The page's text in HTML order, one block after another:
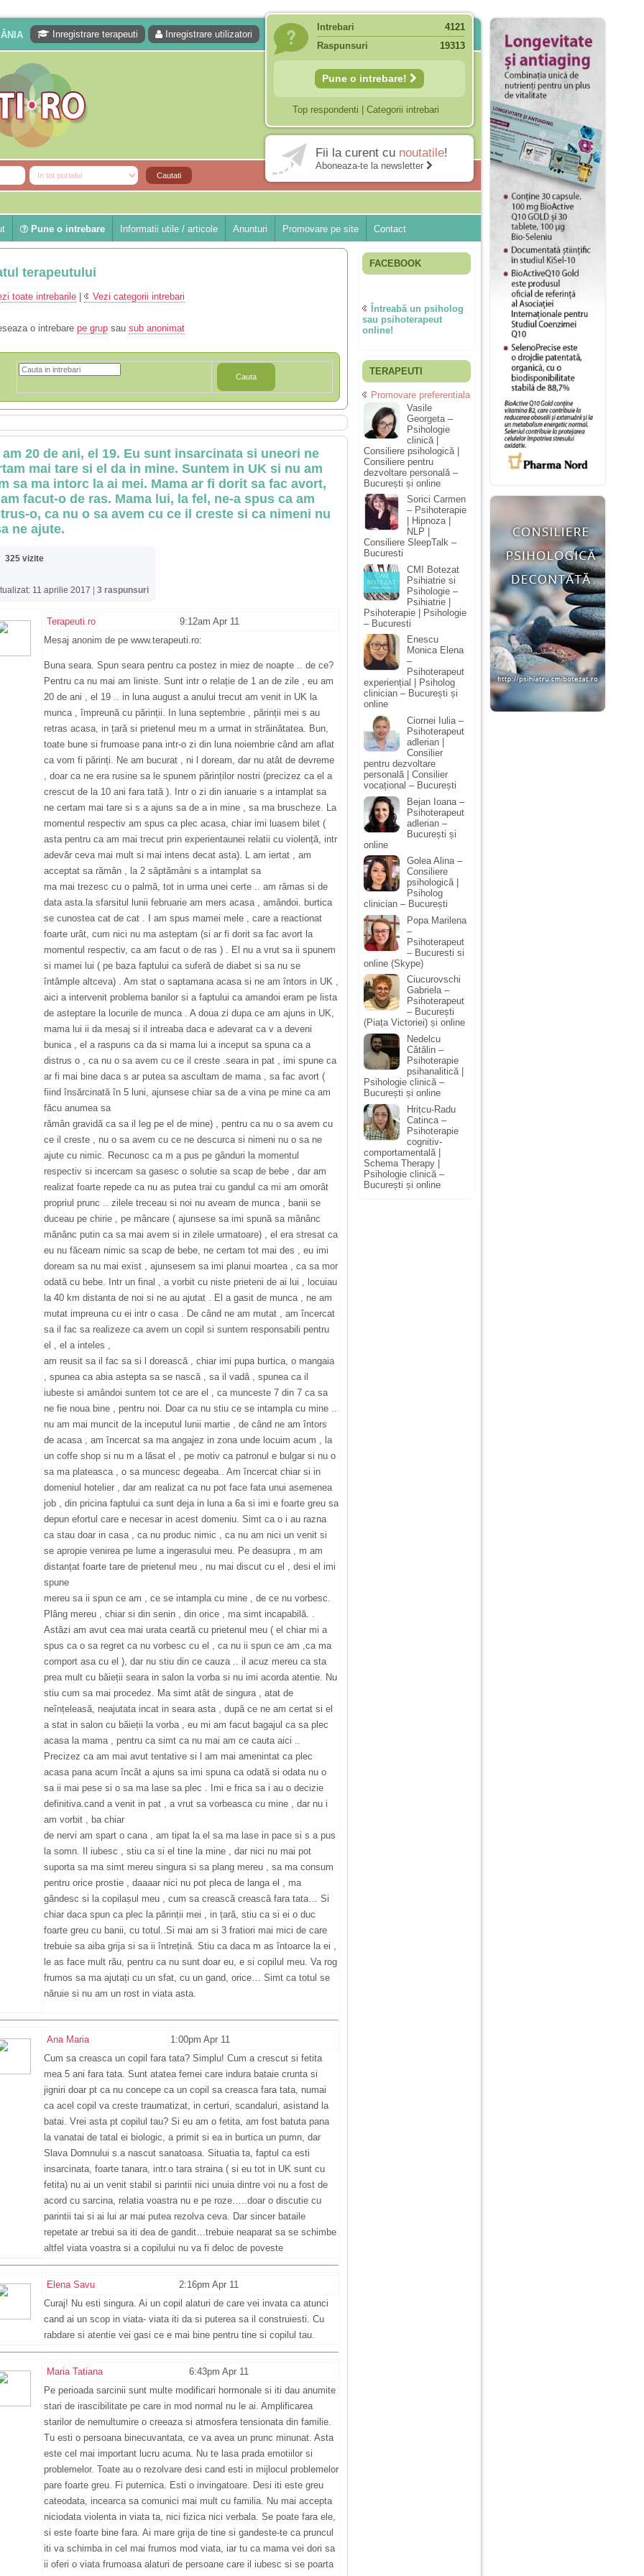
Inregistrare terapeuti Inregistrare utilizatori
Intrebari
4121
Raspunsuri
19313
Pune o intrebare!
Top respondenti Categorii intrebari
Fii la curent cu noutatile!
Aboneaza-te la newsletter
Pune o intrebare Informatii utile / articole Anunturi Promovare pe site Contact
terapeutului
toate intrebarile Vezi categorii intrebari
o intrebare pe grup sau sub anonimat
Cauta
am 20 de ani, el 19. Eu sunt insarcinata si uneori ne
mai tare si el da in mine. Suntem in UK si nu am
sa ma intorc la ai mei. Mama ar fi dorit sa fac avort,
facut-o de ras. Mama lui, la fel, ne-a spus ca am
o, ca nu o sa avem cu ce il creste si ca nimeni nu
ne ajute.
325 vizite
11 aprilie 2017 3 raspunsuri
Terapeuti.ro
9:12am Apr 11
Mesaj anonim de pe www.terapeuti.ro:
Buna seara. Spun seara pentru ca postez in miez de noapte .. de ce?
Pentru ca nu mai am liniste. Sunt intr o relație de 1 an de zile , eu am
20 de ani , el 19 .. in luna august a anului trecut am venit in UK la
munca , împreună cu părinții. In luna septembrie , părinții mei s au
retras acasa, in țară si prietenul meu m a urmat in străinătatea. Bun,
toate bune si frumoase pana intr-o zi din luna noiembrie când am aflat
ca vom fi părinți. Ne am bucurat , ni l doream, dar nu atât de devreme
, doar ca ne era rusine sa le spunem părinților nostri (precizez ca el a
crescut de la 10 ani fara tată ). Intr o zi din ianuarie s a intamplat sa
ne certam mai tare si s a ajuns sa de a in mine , sa ma bruscheze. La
momentul respectiv am spus ca plec acasa, chiar imi luasem bilet (
asta pentru ca am mai trecut prin experientaunei relatii cu violență, intr
adevăr ceva mai mult si mai intens decat asta). L am iertat , am
acceptat sa rămân , la 2 săptămâni s a intamplat sa
ma mai trezesc cu o palmă, tot in urma unei certe .. am rămas si de
data asta.la sfarsitul lunii februarie am mers acasa , amândoi. burtica
se cunostea cat de cat . I am spus mamei mele , care a reactionat
foarte urât, cum nici nu ma asteptam (si ar fi dorit sa fac avort la
momentul respectiv, ca am facut o de ras ) . El nu a vrut sa ii spunem
si mamei lui ( pe baza faptului ca suferă de diabet si sa nu se
întâmple altceva) . Am stat o saptamana acasa si ne am întors in UK ,
aici a intervenit problema banilor si a faptului ca amandoi eram pe lista
de asteptare la locurile de munca . A doua zi dupa ce am ajuns in UK,
mama lui ii da mesaj si il intreaba daca e adevarat ca v a deveni
bunica , el a raspuns ca da si mama lui a inceput sa spuna ca a
distrus o , ca nu o sa avem cu ce il creste .seara in pat , imi spune ca
ar fi mai bine daca s ar putea sa ascultam de mama , sa fac avort (
fiind însărcinată în 5 luni, ajunsese chiar sa de a vina pe mine ca am
făcu anumea sa
rămân gravidă ca sa il leg pe el de mine) , pentru ca nu o sa avem cu
ce il creste , nu o sa avem cu ce ne descurca si nimeni nu o sa ne
ajute cu nimic. Recunosc ca m a pus pe gânduri la momentul
respectiv si incercam sa gasesc o solutie sa scap de bebe , dar am
realizat foarte repede ca nu as putea trai cu gandul ca mi am omorât
propriul prunc .. zilele treceau si noi nu aveam de munca , banii se
duceau pe chirie , pe mâncare ( ajunsese sa imi spună sa mănânc
mănânc putin ca sa mai avem si in zilele urmatoare) , el era stresat ca
eu nu făceam nimic sa scap de bebe, ne certam tot mai des , eu imi
doream sa nu mai exist , ajunsesem sa imi planui moartea , ca sa mor
odată cu bebe. Intr un final , a vorbit cu niste prieteni de ai lui , locuiau
la 40 km distanta de noi si ne au ajutat . El a gasit de munca , ne am
mutat impreuna cu ei intr o casa . De când ne am mutat , am încercat
sa il fac sa realizeze ca avem un copil si suntem responsabili pentru
el , el a inteles ,
am reusit sa il fac sa si l dorească , chiar imi pupa burtica, o mangaia
, spunea ca abia astepta sa se nască , sa il vadă , spunea ca il
iubeste si amândoi suntem tot ce are el , ca munceste 7 din 7 ca sa
ne fie noua bine , pentru noi. Doar ca nu stiu ce se intampla cu mine ..
nu am mai muncit de la inceputul lunii martie , de când ne am întors
de acasa , am încercat sa ma angajez in zona unde locuim acum , la
un coffe shop si nu m a lăsat el , pe motiv ca patronul e bulgar si nu o
sa ma plateasca , o sa muncesc degeaba.. Am încercat chiar si in
domeniul hotelier , dar am realizat ca nu pot face fata unui asemenea
job , din pricina faptului ca sunt deja in luna a 6a si imi e foarte greu sa
depun efortul care e necesar in acest domeniu. Simt ca o i au razna
ca stau doar in casa , ca nu produc nimic , ca nu am nici un venit si
se apropie venirea pe lume a ingerasului meu. Pe deasupra , m am
distanțat foarte tare de prietenul meu , nu mai discut cu el , desi el imi
spune
mereu sa ii spun ce am , ce se intampla cu mine , de ce nu vorbesc.
Plâng mereu , chiar si din senin , din orice , ma simt incapabilă. .
Astăzi am avut cea mai urata ceartă cu prietenul meu ( el chiar mi a
spus ca o sa regret ca nu vorbesc cu el , ca nu ii spun ce am ,ca ma
comport asa cu el ), dar nu stiu din ce cauza .. il acuz mereu ca sta
prea mult cu băieții seara in salon la vorba si nu imi acorda atentie. Nu
stiu cum sa mai procedez. Ma simt atât de singura , atat de
neînțeleasă, neajutata incat in seara asta , după ce ne am certat si el
a stat in salon cu băieții la vorba , eu mi am facut bagajul ca sa plec
acasa la mama , pentru ca simt ca nu mai am ce cauta aici ..
Precizez ca am mai avut tentative si l am mai amenintat ca plec
acasa pana acum încât a ajuns sa imi spuna ca odată si odata nu o
sa ii mai pese si o sa ma lase sa plec . Imi e frica sa i au o decizie
definitiva.cand a venit in pat , a vrut sa vorbeasca cu mine , dar nu i
am vorbit , ba chiar
de nervi am spart o cana , am tipat la el sa ma lase in pace si s a pus
la somn. Il iubesc , stiu ca si el tine la mine , dar nici nu mai pot
suporta sa ma simt mereu singura si sa plang mereu , sa ma consum
pentru orice prostie , daaaar nici nu pot pleca de langa el , ma
gândesc si la copilașul meu , cum sa crească crească fara tata… Si
chiar daca spun ca plec la părinții mei , in țară, stiu ca si ei o duc
foarte greu cu banii, cu totul..Si mai am si 3 fratiori mai mici de care
trebuie sa aiba grija si sa ii întrețină. Stiu ca daca m as întoarce la ei ,
le as face mult rău, pentru ca nu sunt doar eu, e si copilul meu. Va rog
frumos sa ma ajutați cu un sfat, cu un gand, orice… Simt ca totul se
năruie si nu am un rost in viata asta.
Ana Maria
1:00pm Apr 11
Cum sa creasca un copil fara tata? Simplu! Cum a crescut si fetita
mea 5 ani fara tata. Sunt atatea femei care indura bataie crunta si
jigniri doar pt ca nu concepe ca un copil sa creasca fara tata, numai
ca acel copil va creste traumatizat, in certuri, scandaluri, asistand la
batai. Vrei asta pt copilul tau? Si eu am o fetita, am fost batuta pana
la vanatai de tatal ei biologic, a primit si ea in burtica un pumn, dar
Slava Domnului s.a nascut sanatoasa. Situatia ta, faptul ca esti
insarcinata, foarte tanara, intr.o tara straina ( si eu tot in UK sunt cu
fetita) nu ai un venit stabil si parintii nici unuia dintre voi nu a fost de
acord cu sarcina, relatia voastra nu e pe roze…..doar o discutie cu
parintii tai si ai lui ar mai putea rezolva ceva. Dar sincer bataile
repetate ar trebui sa iti dea de gandit…trebuie neaparat sa se schimbe
altfel viata voastra si a copilului nu va fi deloc de poveste
Elena Savu
2:16pm Apr 11
Curaj! Nu esti singura. Ai un copil alaturi de care vei invata ca atunci
cand ai un scop in viata- viata iti da si puterea sa il construiesti. Cu
rabdare si atentie vei gasi ce e mai bine pentru tine si copilul tau.
Maria Tatiana
6:43pm Apr 11
Pe perioada sarcinii sunt multe modificari hormonale si iti dau anumite
stari de irascibilitate pe care in mod normal nu le ai. Amplificarea
starilor de nemultumire o creeaza si atmosfera tensionata din familie.
Tu esti o persoana binecuvantata, ce va avea un prunc minunat. Asta
este cel mai important lucru acuma. Nu te lasa prada emotiilor si
problemelor. Toate au o rezolvare desi cand esti in mijlocul problemelor
pare foarte greu. Fi puternica. Esti o invingatoare. Desi iti este greu
cateodata, incearca sa comunici mai mult cu familia. Nu mai accepta
niciodata violenta in viata ta, nici fizica nici verbala. Se poate fara ele,
si este foarte bine fara. Ai mare grija de tine si gandeste-te ca pruncul
iti va schimba in cel mai frumos mod viata, iar tu ca mama vei dori sa
ii oferi o viata frumoasa alaturi de persoane care il iubesc si se poarta
FACEBOOK
Întreabă un psiholog
sau psihoterapeut
online!
TERAPEUTI
Promovare preferentiala
Vasile
Georgeta –
Psihologie
clinică |
Consiliere psihologică |
Consiliere pentru
dezvoltare personală –
București și online
Sorici Carmen
– Psihoterapie
| Hipnoza |
NLP |
Consiliere SleepTalk –
Bucuresti
CMI Botezat
Psihiatrie si
Psihologie –
Psihiatrie |
Psihoterapie | Psihologie
– Bucuresti
Enescu
Monica Elena
–
Psihoterapeut
experiențial | Psiholog
clinician – București și
online
Ciornei Iulia –
Psihoterapeut
adlerian |
Consilier
pentru dezvoltare
personală | Consilier
vocațional – București
Bejan Ioana –
Psihoterapeut
adlerian –
București și
online
Golea Alina –
Consiliere
psihologică |
Psiholog
clinician – București
Popa Marilena
–
Psihoterapeut
– Bucuresti si
online (Skype)
Ciucurovschi
Gabriela –
Psihoterapeut
– București
(Piața Victoriei) și online
Nedelcu
Cătălin –
Psihoterapie
psihanalitică |
Psihologie clinică –
București și online
Hrițcu-Radu
Catinca –
Psihoterapie
cognitiv-
comportamentală |
Schema Therapy |
Psihologie clinică –
București și online